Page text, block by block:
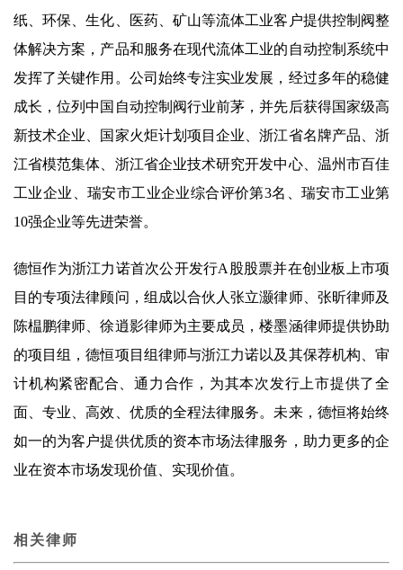
纸、环保、生化、医药、矿山等流体工业客户提供控制阀整
体解决方案，产品和服务在现代流体工业的自动控制系统中
发挥了关键作用。公司始终专注实业发展，经过多年的稳健
成长，位列中国自动控制阀行业前茅，并先后获得国家级高
新技术企业、国家火炬计划项目企业、浙江省名牌产品、浙
江省模范集体、浙江省企业技术研究开发中心、温州市百佳
工业企业、瑞安市工业企业综合评价第3名、瑞安市工业第
10强企业等先进荣誉。
德恒作为浙江力诺首次公开发行A股股票并在创业板上市项
目的专项法律顾问，组成以合伙人张立灏律师、张昕律师及
陈榅鹏律师、徐逍影律师为主要成员，楼墨涵律师提供协助
的项目组，德恒项目组律师与浙江力诺以及其保荐机构、审
计机构紧密配合、通力合作，为其本次发行上市提供了全
面、专业、高效、优质的全程法律服务。未来，德恒将始终
如一的为客户提供优质的资本市场法律服务，助力更多的企
业在资本市场发现价值、实现价值。
相关律师